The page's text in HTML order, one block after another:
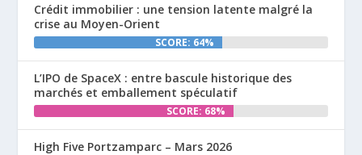
Crédit immobilier : une tension latente malgré la
crise au Moyen-Orient
SCORE: 64%
L’IPO de SpaceX : entre bascule historique des
marchés et emballement spéculatif
SCORE: 68%
High Five Portzamparc – Mars 2026